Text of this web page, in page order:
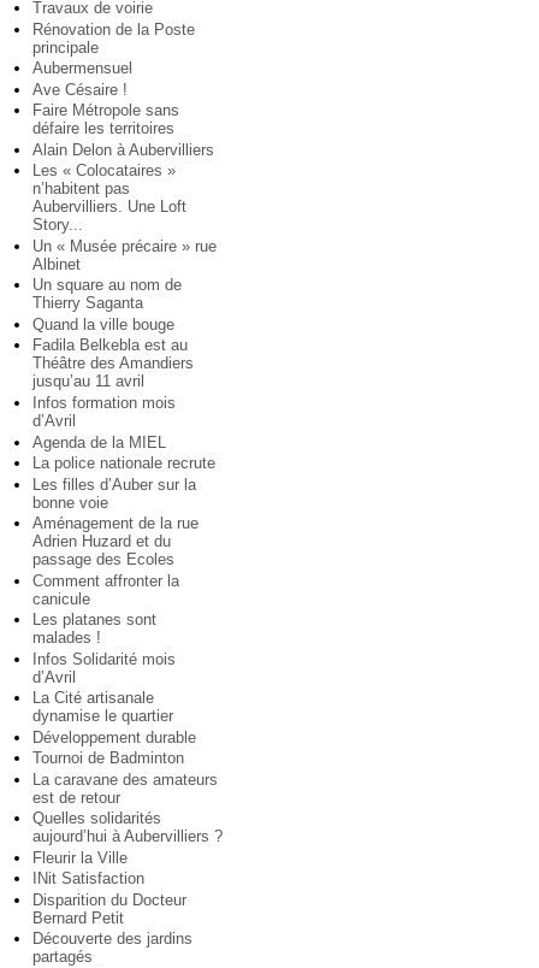
Travaux de voirie
Rénovation de la Poste
principale
Aubermensuel
Ave Césaire !
Faire Métropole sans
défaire les territoires
Alain Delon à Aubervilliers
Les « Colocataires »
n’habitent pas
Aubervilliers. Une Loft
Story...
Un « Musée précaire » rue
Albinet
Un square au nom de
Thierry Saganta
Quand la ville bouge
Fadila Belkebla est au
Théâtre des Amandiers
jusqu’au 11 avril
Infos formation mois
d’Avril
Agenda de la MIEL
La police nationale recrute
Les filles d’Auber sur la
bonne voie
Aménagement de la rue
Adrien Huzard et du
passage des Ecoles
Comment affronter la
canicule
Les platanes sont
malades !
Infos Solidarité mois
d’Avril
La Cité artisanale
dynamise le quartier
Développement durable
Tournoi de Badminton
La caravane des amateurs
est de retour
Quelles solidarités
aujourd’hui à Aubervilliers ?
Fleurir la Ville
INit Satisfaction
Disparition du Docteur
Bernard Petit
Découverte des jardins
partagés